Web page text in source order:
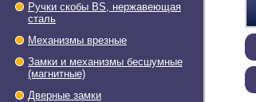
Ручки скобы BS, нержавеющая
сталь
Механизмы врезные
Замки и механизмы бесшумные
(магнитные)
Дверные замки